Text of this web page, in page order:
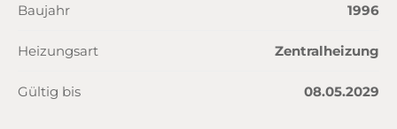
Baujahr 1996
Heizungsart Zentralheizung
Gültig bis 08.05.2029